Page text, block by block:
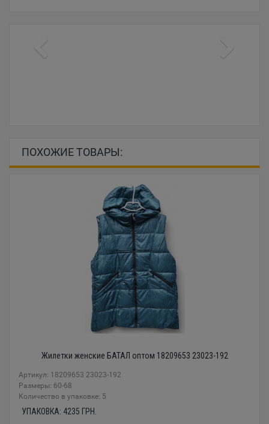
ПОХОЖИЕ ТОВАРЫ:
Жилетки женские БАТАЛ оптом 18209653 23023-192
Артикул: 18209653 23023-192
Размеры: 60-68
Количество в упаковке: 5
УПАКОВКА: 4235 ГРН.